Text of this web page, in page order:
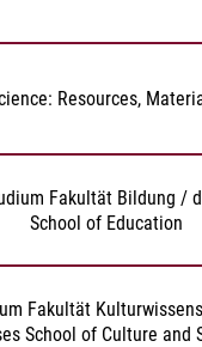
Resources,
Fakultät Bildung /
School of Education
Fakultät
School of Culture and